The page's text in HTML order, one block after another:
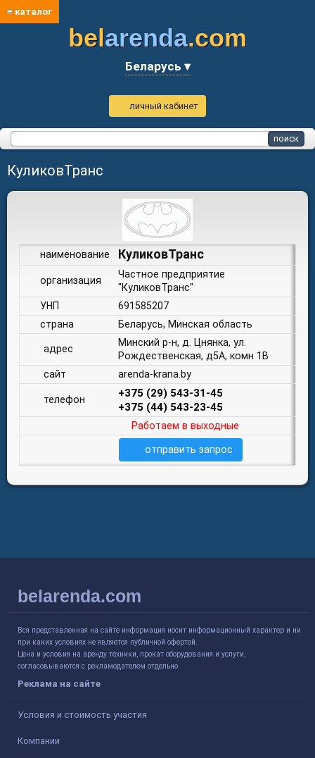
≡ каталог
belarenda.com
Беларусь ▾
личный кабинет
КуликовТранс
наименование КуликовТранс
организация
Частное предприятие
"КуликовТранс"
УНП
691585207
страна
Беларусь, Минская область
адрес
Минский р-н, д. Цнянка, ул.
Рождественская, д5А, комн 1В
сайт
arenda-krana.by
телефон
+375 (29) 543-31-45
+375 (44) 543-23-45
Работаем в выходные
отправить запрос
belarenda.com
Вся представленная на сайте информация носит информационный характер и ни
при каких условиях не является публичной офертой.
Цена и условия на аренду техники, прокат оборудования и услуги,
согласовываются с рекламодателем отдельно.
Реклама на сайте
Условия и стоимость участия
Компании